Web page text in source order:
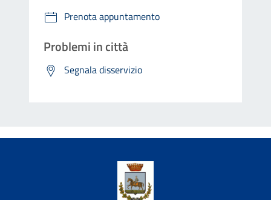
Prenota appuntamento
Problemi in città
Segnala disservizio